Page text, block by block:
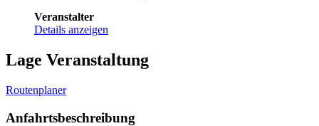
Veranstalter
Details anzeigen
Lage Veranstaltung
Routenplaner
Anfahrtsbeschreibung